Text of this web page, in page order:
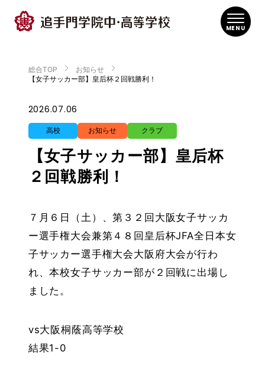
MENU
総合TOP
お知らせ
【女子サッカー部】皇后杯２回戦勝利！
2026.07.06
高校 お知らせ クラブ
【女子サッカー部】皇后杯
２回戦勝利！
７月６日（土）、第３２回大阪女子サッカ
ー選手権大会兼第４８回皇后杯JFA全日本女
子サッカー選手権大会大阪府大会が行わ
れ、本校女子サッカー部が２回戦に出場し
ました。
vs大阪桐蔭高等学校
結果1-0